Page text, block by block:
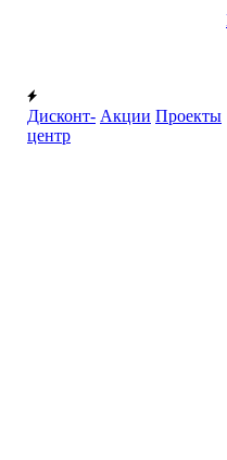
Дисконт-
центр
Акции Проекты